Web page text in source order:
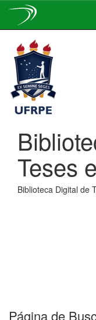
navigation
Teses
Biblioteca Digital de
Página de